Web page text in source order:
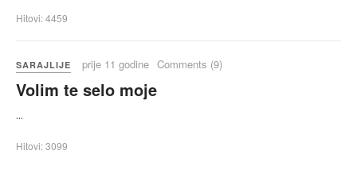
Hitovi: 4459
SARAJLIJE prije 11 godine Comments (9)
Volim te selo moje
...
Hitovi: 3099